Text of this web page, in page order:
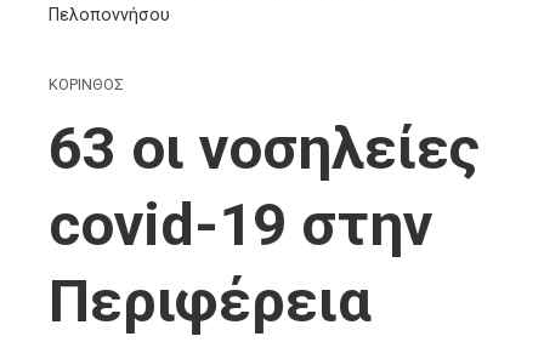
Πελοποννήσου
ΚΟΡΙΝΘΟΣ
63 οι νοσηλείες
covid-19 στην
Περιφέρεια